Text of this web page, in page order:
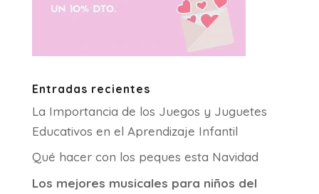
Entradas recientes
La Importancia de los Juegos y Juguetes
Educativos en el Aprendizaje Infantil
Qué hacer con los peques esta Navidad
Los mejores musicales para niños del